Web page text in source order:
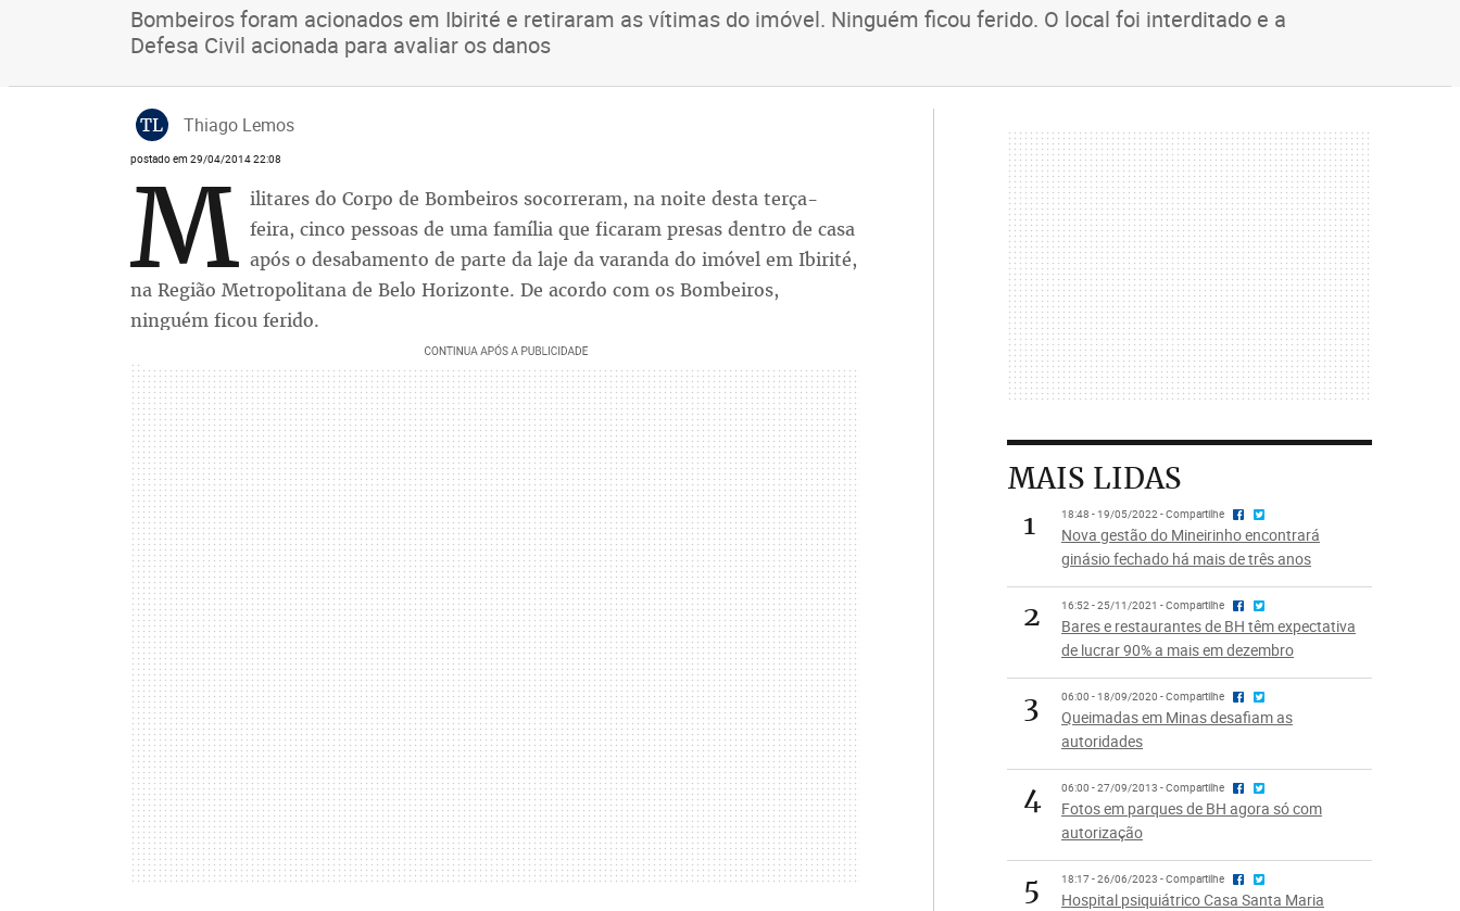
Bombeiros foram acionados em Ibirité e retiraram as vítimas do imóvel. Ninguém ficou ferido. O local foi interditado e a
Defesa Civil acionada para avaliar os danos
TL Thiago Lemos
postado em 29/04/2014 22:08
M ilitares do Corpo de Bombeiros socorreram, na noite desta terça-
feira, cinco pessoas de uma família que ficaram presas dentro de casa
após o desabamento de parte da laje da varanda do imóvel em Ibirité,
na Região Metropolitana de Belo Horizonte. De acordo com os Bombeiros,
ninguém ficou ferido.
MAIS LIDAS
1
18:48 - 19/05/2022 - Compartilhe
Nova gestão do Mineirinho encontrará
ginásio fechado há mais de três anos
2 16:52 - 25/11/2021 - Compartilhe
Bares e restaurantes de BH têm expectativa
de lucrar 90% a mais em dezembro
3 06:00 - 18/09/2020 - Compartilhe
Queimadas em Minas desafiam as
autoridades
4 06:00 - 27/09/2013 - Compartilhe
Fotos em parques de BH agora só com
autorização
5 18:17 - 26/06/2023 - Compartilhe
Hospital psiquiátrico Casa Santa Maria